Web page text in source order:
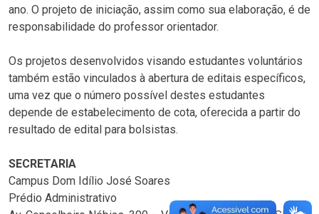
ano. O projeto de iniciação, assim como sua elaboração, é de
responsabilidade do professor orientador.
Os projetos desenvolvidos visando estudantes voluntários
também estão vinculados à abertura de editais específicos,
uma vez que o número possível destes estudantes
depende de estabelecimento de cota, oferecida a partir do
resultado de edital para bolsistas.
SECRETARIA
Campus Dom Idílio José Soares
Prédio Administrativo